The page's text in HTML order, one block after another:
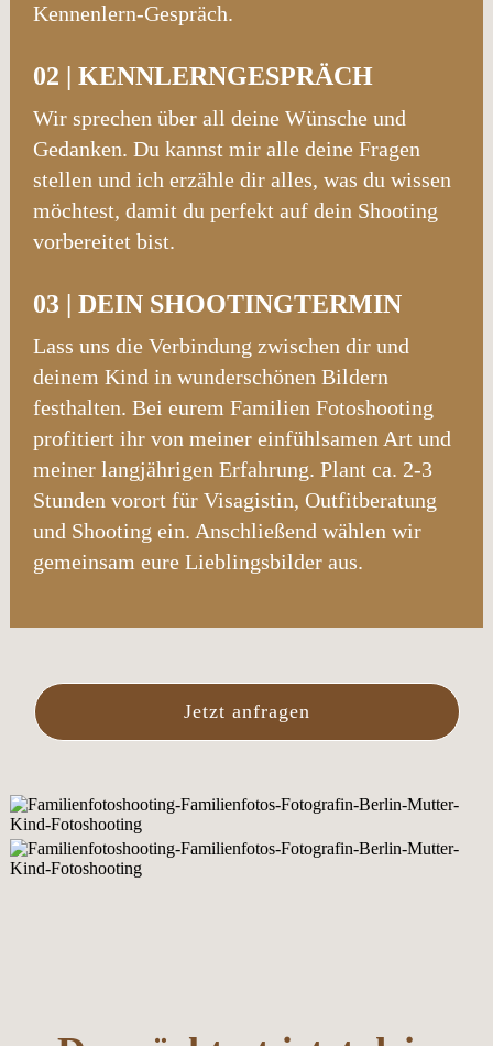
Kennenlern-Gespräch.
02 | KENNLERNGESPRÄCH
Wir sprechen über all deine Wünsche und
Gedanken. Du kannst mir alle deine Fragen
stellen und ich erzähle dir alles, was du wissen
möchtest, damit du perfekt auf dein Shooting
vorbereitet bist.
03 | DEIN SHOOTINGTERMIN
Lass uns die Verbindung zwischen dir und
deinem Kind in wunderschönen Bildern
festhalten. Bei eurem Familien Fotoshooting
profitiert ihr von meiner einfühlsamen Art und
meiner langjährigen Erfahrung. Plant ca. 2-3
Stunden vorort für Visagistin, Outfitberatung
und Shooting ein. Anschließend wählen wir
gemeinsam eure Lieblingsbilder aus.
Jetzt anfragen